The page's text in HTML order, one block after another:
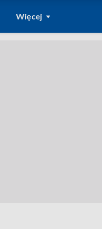
Więcej